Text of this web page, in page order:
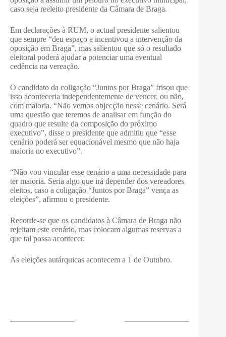
caso seja reeleito presidente da Câmara de Braga.
Em declarações à RUM, o actual presidente salientou
que sempre “deu espaço e incentivou a intervenção da
oposição em Braga”, mas salientou que só o resultado
eleitoral poderá ajudar a potenciar uma eventual
cedência na vereação.
O candidato da coligação “Juntos por Braga” frisou que
isso aconteceria independentemente de vencer, ou não,
com maioria. “Não vemos objecção nesse cenário. Será
uma questão que teremos de analisar em função do
quadro que resulte da composição do próximo
executivo”, disse o presidente que admitiu que “esse
cenário poderá ser equacionável mesmo que não haja
maioria no executivo”.
“Não vou vincular esse cenário a uma necessidade para
ter maioria. Seria algo que irá depender dos vereadores
eleitos, caso a coligação “Juntos por Braga” vença as
eleições”, afirmou o presidente.
Recorde-se que os candidatos à Câmara de Braga não
rejeitam este cenário, mas colocam algumas reservas a
que tal possa acontecer.
As eleições autárquicas acontecem a 1 de Outubro.